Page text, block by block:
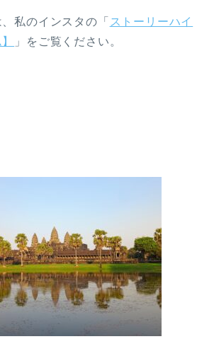
私のインスタの「 ストーリーハイ
」をご覧ください。